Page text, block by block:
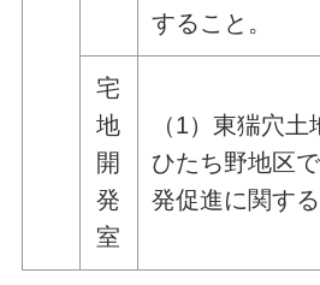
すること。
宅
地
開
発
室
（1）東猯穴土
ひたち野地区
発促進に関する